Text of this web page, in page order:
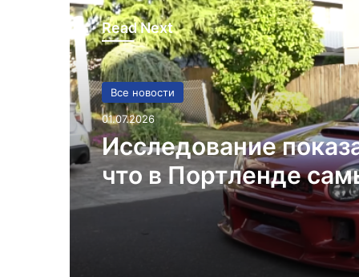
Read Next
Все новости
01.07.2026
Исследование
что в Портленде
высокий уровень
автомобилей на душу
населения в США